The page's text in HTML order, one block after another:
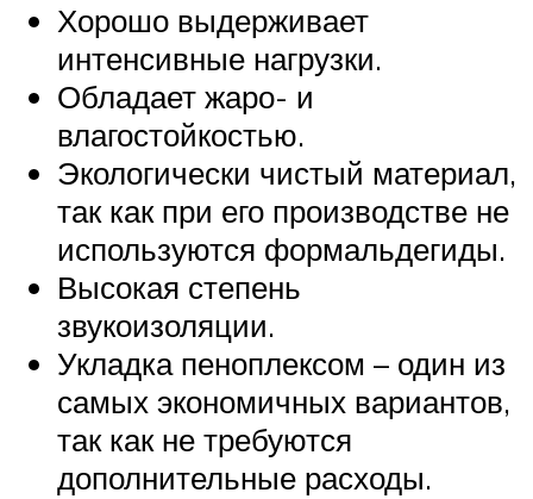
Хорошо выдерживает
интенсивные нагрузки.
Обладает жаро- и
влагостойкостью.
Экологически чистый материал,
так как при его производстве не
используются формальдегиды.
Высокая степень
звукоизоляции.
Укладка пеноплексом – один из
самых экономичных вариантов,
так как не требуются
дополнительные расходы.